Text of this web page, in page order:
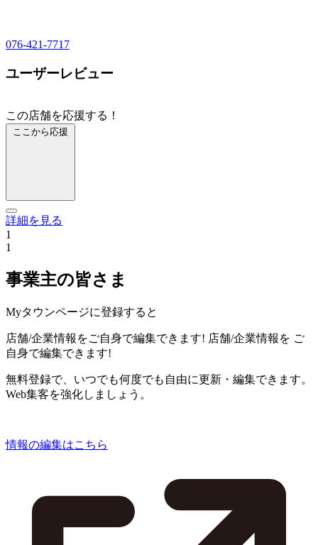
076-421-7717
ユーザーレビュー
この店舗を応援する！
ここから応援
詳細を見る
1
1
事業主の皆さま
Myタウンページに登録すると
店舗/企業情報をご自身で編集できます! 店舗/企業情報を ご
自身で編集できます!
無料登録で、いつでも何度でも自由に更新・編集できます。
Web集客を強化しましょう。
情報の編集はこちら